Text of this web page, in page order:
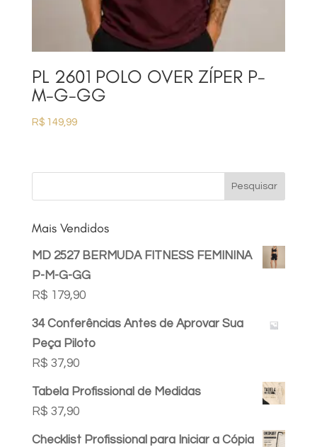
PL 2601 POLO OVER ZÍPER P-
M-G-GG
R$149,99
Mais Vendidos
MD 2527 BERMUDA FITNESS FEMININA
P-M-G-GG
R$ 179,90
34 Conferências Antes de Aprovar Sua
Peça Piloto
R$ 37,90
Tabela Profissional de Medidas
R$ 37,90
Checklist Profissional para Iniciar a Cópia